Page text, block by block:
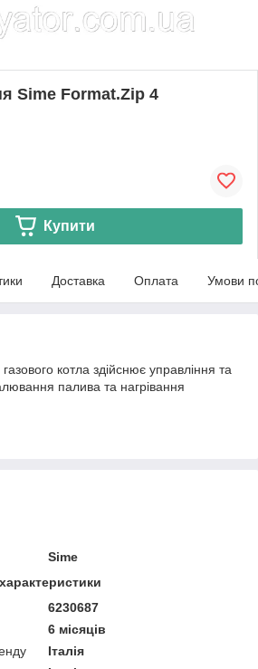
Sime Format.Zip 4
Купити
Доставка Оплата Умови
котла здійснює управління та
палива та нагрівання
Sime
6230687
6 місяців
Італія